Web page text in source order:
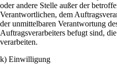
oder andere Stelle außer der
Verantwortlichen, dem
der unmittelbaren Verantwortung
Auftragsverarbeiters befugt sind,
verarbeiten.
k) Einwilligung